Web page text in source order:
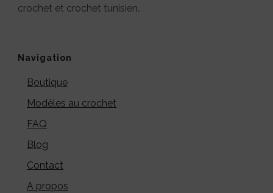
crochet et crochet tunisien.
Navigation
Boutique
Modèles au crochet
FAQ
Blog
Contact
A propos